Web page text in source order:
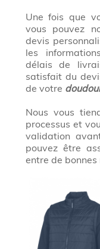
Une fois que
vous pouvez
devis
les
délais de
satisfait du
de votre
Nous vous
processus et
validation
pouvez être
entre de bonnes